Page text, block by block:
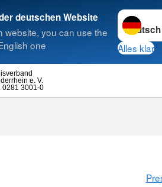
deutschen Website
website, you can use the
one
Sprache
Alles klar
0281 3001-0
e. V.
Suche